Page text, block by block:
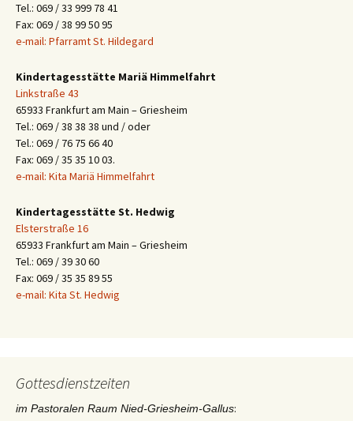
Tel.: 069 / 33 999 78 41
Fax: 069 / 38 99 50 95
e-mail: Pfarramt St. Hildegard
Kindertagesstätte Mariä Himmelfahrt
Linkstraße 43
65933 Frankfurt am Main – Griesheim
Tel.: 069 / 38 38 38 und / oder
Tel.: 069 / 76 75 66 40
Fax: 069 / 35 35 10 03.
e-mail: Kita Mariä Himmelfahrt
Kindertagesstätte St. Hedwig
Elsterstraße 16
65933 Frankfurt am Main – Griesheim
Tel.: 069 / 39 30 60
Fax: 069 / 35 35 89 55
e-mail: Kita St. Hedwig
Gottesdienstzeiten
im Pastoralen Raum Nied-Griesheim-Gallus: